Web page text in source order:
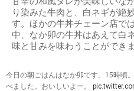
り染みた牛肉と、白ネギが絶
す。ほかの牛丼チェーン店で
中、なか卯の牛丼はあえて白
味と甘みを味わうことができま
今日の朝ごはんはなか卯です。15時頃
べました。おいしいよー。